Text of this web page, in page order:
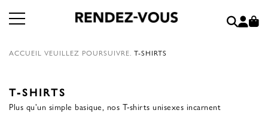
ACCUEIL VEUILLEZ POURSUIVRE. T-SHIRTS
T-SHIRTS
Plus qu'un simple basique, nos T-shirts unisexes incarnent